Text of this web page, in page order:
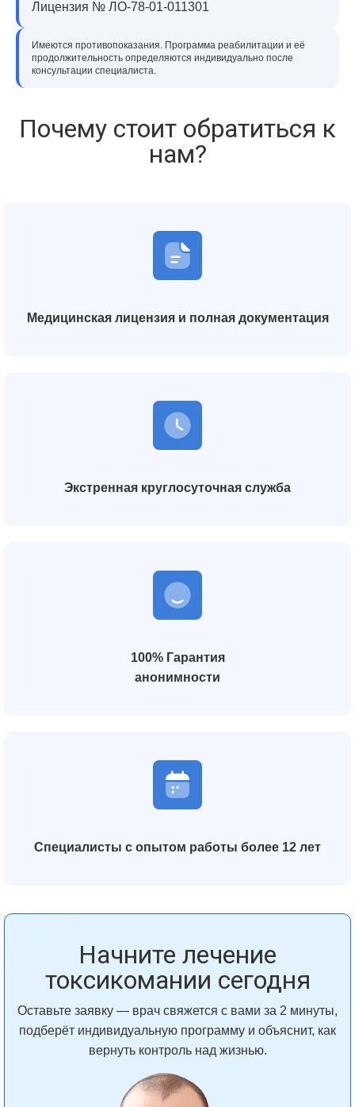
Лицензия № ЛО-78-01-011301
Имеются противопоказания. Программа реабилитации и её
продолжительность определяются индивидуально после
консультации специалиста.
Почему стоит обратиться к
нам?
Медицинская лицензия и полная документация
Экстренная круглосуточная служба
100% Гарантия
анонимности
Специалисты с опытом работы более 12 лет
Начните лечение
токсикомании сегодня
Оставьте заявку — врач свяжется с вами за 2 минуты,
подберёт индивидуальную программу и объяснит, как
вернуть контроль над жизнью.